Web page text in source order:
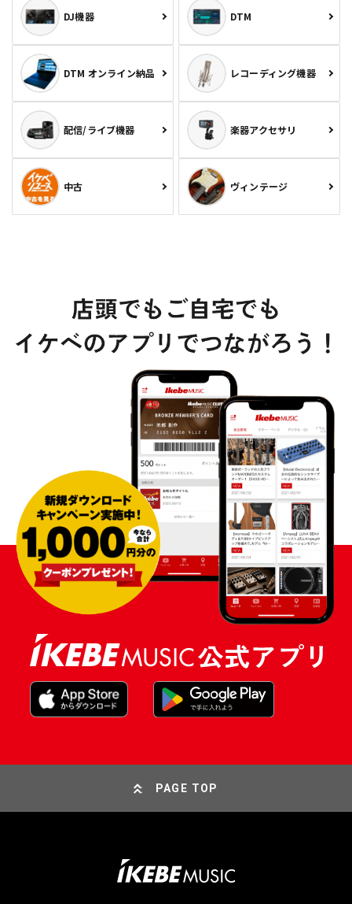
DJ機器 DTM
DTM オンライン納品 レコーディング機器
配信/ライブ機器 楽器アクセサリ
中古 ヴィンテージ
PAGE TOP